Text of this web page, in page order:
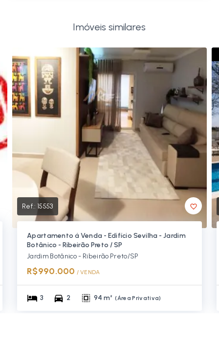
Imóveis similares
Ref.: 15553
Apartamento á Venda - Edifício Sevilha - Jardim
Botânico - Ribeirão Preto / SP
Jardim Botânico - Ribeirão Preto/SP
R$990.000 / VENDA
3 2 94 m² (Área Privativa)